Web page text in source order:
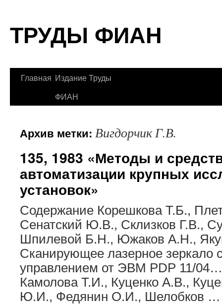
содержимому
ТРУДЫ ФИАН
Главная Издание Труды
ФИАН
Архив метки: Вигдорчик Г.В.
135, 1983 «Методы и
автоматизации крупных
установок»
Содержание Корешкова Т.Б.,
Сенатский Ю.В., Склизков Г.В.,
Шпилевой Б.Н., Южаков А.Н.,
Сканирующее лазерное зеркало
управлением от ЭВМ PDP 11/
Камолова Т.И., Куценко А.В.,
Ю.И., Федянин О.И., Шелобков